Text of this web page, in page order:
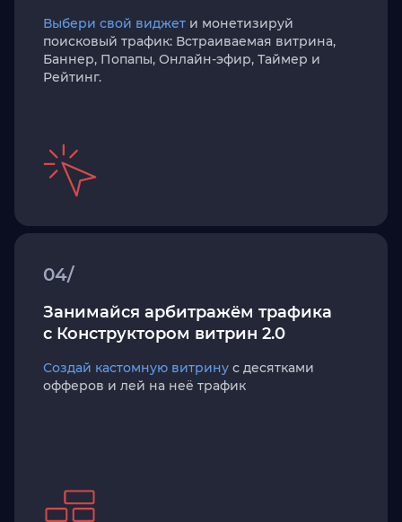
Выбери свой виджет и монетизируй
поисковый трафик: Встраиваемая витрина,
Баннер, Попапы, Онлайн-эфир, Таймер и
Рейтинг.
04/
Занимайся арбитражём трафика
с Конструктором витрин 2.0
Создай кастомную витрину с десятками
офферов и лей на неё трафик